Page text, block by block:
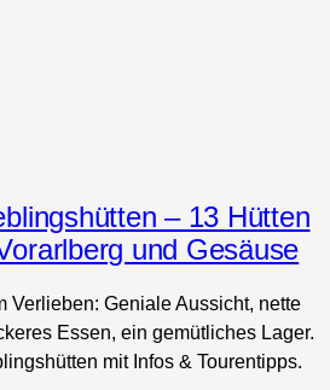
– 13 Hütten
und Gesäuse
Verlieben: Geniale Aussicht, nette
Essen, ein gemütliches Lager.
mit Infos & Tourentipps.